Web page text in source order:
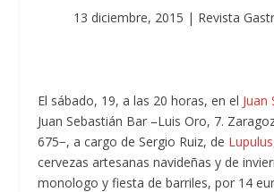
13 diciembre, 2015 | Revista
El sábado, 19, a las 20 horas, en el Juan
Juan Sebastián Bar –Luis Oro, 7.
675−, a cargo de Sergio Ruiz, de Lupulus
cervezas artesanas navideñas y de
monologo y fiesta de barriles, por 14